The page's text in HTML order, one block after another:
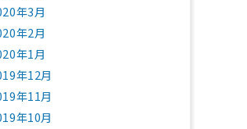
年3月
年2月
年1月
年12月
年11月
年10月